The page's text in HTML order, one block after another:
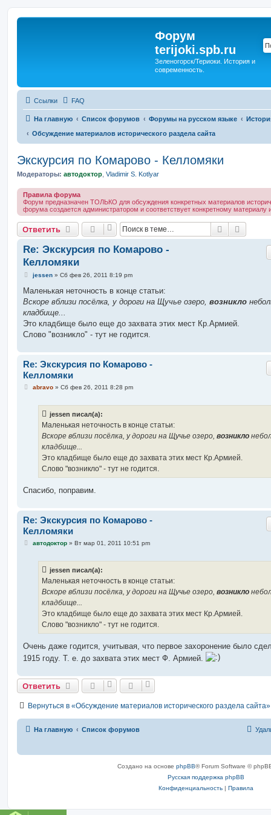
Форум
terijoki.spb.ru
Зеленогорск/Териоки. История и
современность.
Ссылки FAQ
На главную Список форумов Форумы на русском языке
Обсуждение материалов исторического раздела сайта
Экскурсия по Комарово - Келломяки
Модераторы: автодоктор Vladimir S. Kotlyar
Правила форума
Форум предназначен ТОЛЬКО для обсуждения конкретных материалов
форума создается администратором и соответствует конкретному материалу
Ответить Поиск
Re: Экскурсия по Комарово -
Келломяки
С
о
щ
е
и
е
jessen» Сб фев 26, 2011 8:19 pm
Маленькая неточность в конце статьи:
Вскоре вблизи посёлка, у дороги на Щучье озеро, возникло
кладбище...
Это кладбище было еще до захвата этих мест Кр.Армией.
Слово "возникло" - тут не годится.
Re: Экскурсия по Комарово -
Келломяки
Сabravo» Сб фев 26, 2011 8:28 pm
jessen писал(а):
Маленькая неточность в конце статьи:
Вскоре вблизи посёлка, у дороги на Щучье озеро, возникло
кладбище...
Это кладбище было еще до захвата этих мест Кр.Армией.
Слово "возникло" - тут не годится.
Спасибо, поправим.
Re: Экскурсия по Комарово -
Келломяки
Савтодоктор» Вт мар 01, 2011 10:51 pm
jessen писал(а):
Маленькая неточность в конце статьи:
Вскоре вблизи посёлка, у дороги на Щучье озеро, возникло
кладбище...
Это кладбище было еще до захвата этих мест Кр.Армией.
Слово "возникло" - тут не годится.
Очень даже годится, учитывая, что первое захоронение было
1915 году. Т. е. до захвата этих мест Ф. Армией.
Ответить
Вернуться в «Обсуждение материалов исторического раздела сайта»
На главную Список форумов
Создано на основе phpBB® Forum Software ©
Русская поддержка phpBB
Конфиденциальность
Правила